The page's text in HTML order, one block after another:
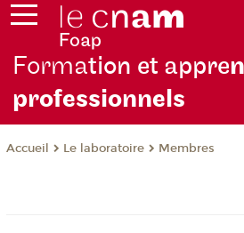
Formation et appre
professionnels
Accueil Le laboratoire Membres